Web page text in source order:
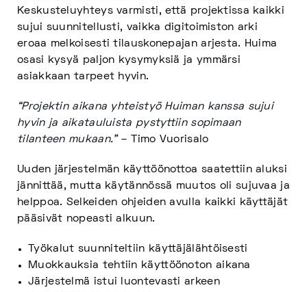
Keskusteluyhteys varmisti, että projektissa kaikki
sujui suunnitellusti, vaikka digitoimiston arki
eroaa melkoisesti tilauskonepajan arjesta. Huima
osasi kysyä paljon kysymyksiä ja ymmärsi
asiakkaan tarpeet hyvin.
“Projektin aikana yhteistyö Huiman kanssa sujui
hyvin ja aikatauluista pystyttiin sopimaan
tilanteen mukaan.” – Timo Vuorisalo
Uuden järjestelmän käyttöönottoa saatettiin aluksi
jännittää, mutta käytännössä muutos oli sujuvaa ja
helppoa. Selkeiden ohjeiden avulla kaikki käyttäjät
pääsivät nopeasti alkuun.
Työkalut suunniteltiin käyttäjälähtöisesti
Muokkauksia tehtiin käyttöönoton aikana
Järjestelmä istui luontevasti arkeen